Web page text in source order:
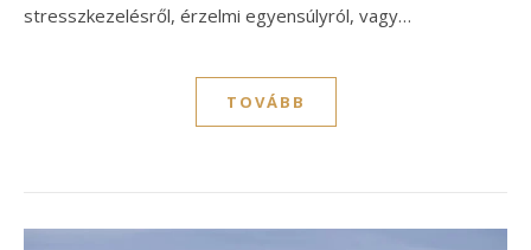
stresszkezelésről, érzelmi egyensúlyról, vagy…
TOVÁBB